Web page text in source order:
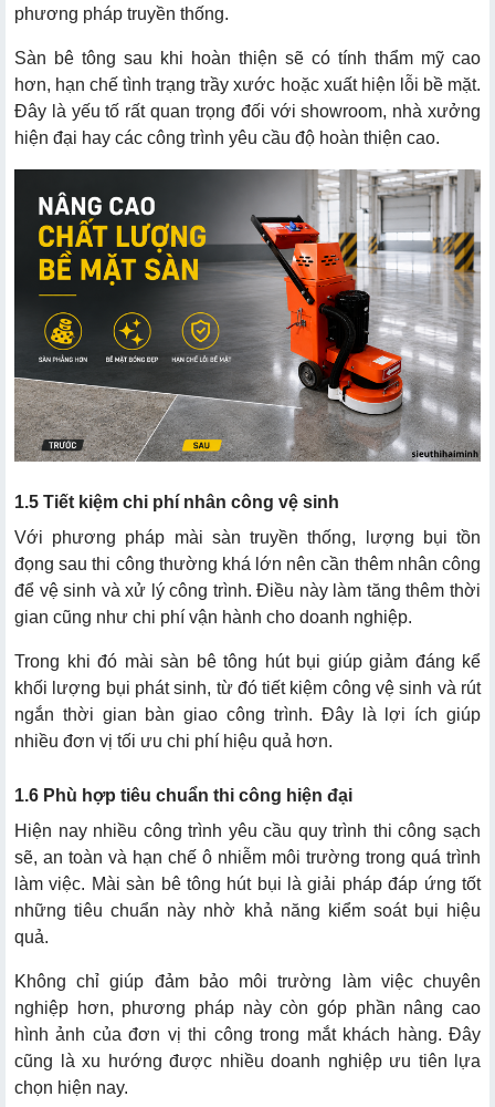
phương pháp truyền thống.
Sàn bê tông sau khi hoàn thiện sẽ có tính thẩm mỹ cao
hơn, hạn chế tình trạng trầy xước hoặc xuất hiện lỗi bề mặt.
Đây là yếu tố rất quan trọng đối với showroom, nhà xưởng
hiện đại hay các công trình yêu cầu độ hoàn thiện cao.
1.5 Tiết kiệm chi phí nhân công vệ sinh
Với phương pháp mài sàn truyền thống, lượng bụi tồn
đọng sau thi công thường khá lớn nên cần thêm nhân công
để vệ sinh và xử lý công trình. Điều này làm tăng thêm thời
gian cũng như chi phí vận hành cho doanh nghiệp.
Trong khi đó mài sàn bê tông hút bụi giúp giảm đáng kể
khối lượng bụi phát sinh, từ đó tiết kiệm công vệ sinh và rút
ngắn thời gian bàn giao công trình. Đây là lợi ích giúp
nhiều đơn vị tối ưu chi phí hiệu quả hơn.
1.6 Phù hợp tiêu chuẩn thi công hiện đại
Hiện nay nhiều công trình yêu cầu quy trình thi công sạch
sẽ, an toàn và hạn chế ô nhiễm môi trường trong quá trình
làm việc. Mài sàn bê tông hút bụi là giải pháp đáp ứng tốt
những tiêu chuẩn này nhờ khả năng kiểm soát bụi hiệu
quả.
Không chỉ giúp đảm bảo môi trường làm việc chuyên
nghiệp hơn, phương pháp này còn góp phần nâng cao
hình ảnh của đơn vị thi công trong mắt khách hàng. Đây
cũng là xu hướng được nhiều doanh nghiệp ưu tiên lựa
chọn hiện nay.